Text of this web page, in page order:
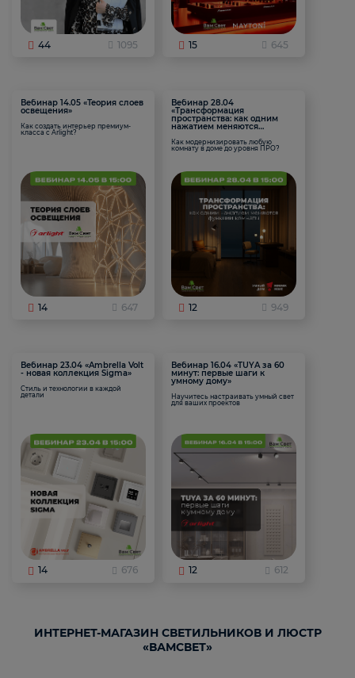
44 1095 15 645
Вебинар 14.05 «Теория слоев
освещения»
Как создать интерьер премиум-
класса с Arlight?
14 647
Вебинар 28.04
«Трансформация
пространства: как одним
нажатием меняются
Как модернизировать любую
комнату в доме до уровня ПРО?
12 949
Вебинар 23.04 «Ambrella Volt
- новая коллекция Sigma»
Стиль и технологии в каждой
детали
14 676
Вебинар 16.04 «TUYA за 60
минут: первые шаги к
умному дому»
Научитесь настраивать умный свет
для ваших проектов
12 612
ИНТЕРНЕТ-МАГАЗИН СВЕТИЛЬНИКОВ И ЛЮСТР
«ВАМСВЕТ»